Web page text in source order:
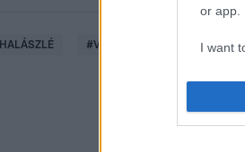
or app.
I want
I want
HALÁSZLÉ #VACSORA KIHÍVÁS